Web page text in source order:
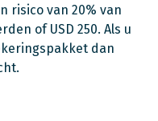
risico van 20% van
of USD 250. Als u
dan